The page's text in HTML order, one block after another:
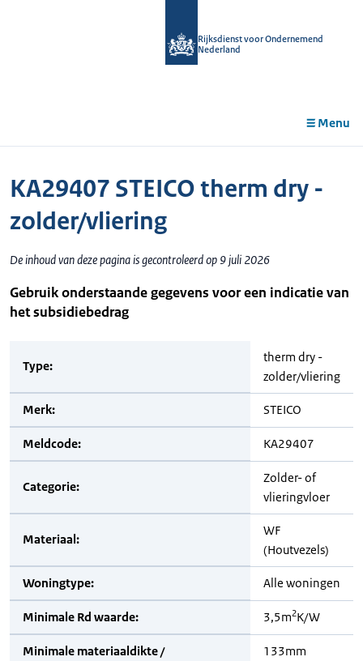
Rijksdienst voor Ondernemend
Nederland
Menu
KA29407 STEICO therm dry -
zolder/vliering
De inhoud van deze pagina is gecontroleerd op 9 juli 2026
Gebruik onderstaande gegevens voor een indicatie van
het subsidiebedrag
Type:
therm dry -
zolder/vliering
Merk: STEICO
Meldcode: KA29407
Categorie:
Zolder- of
vlieringvloer
Materiaal:
WF
(Houtvezels)
Woningtype: Alle woningen
Minimale Rd waarde: 3,5m2K/W
Minimale materiaaldikte /
133mm